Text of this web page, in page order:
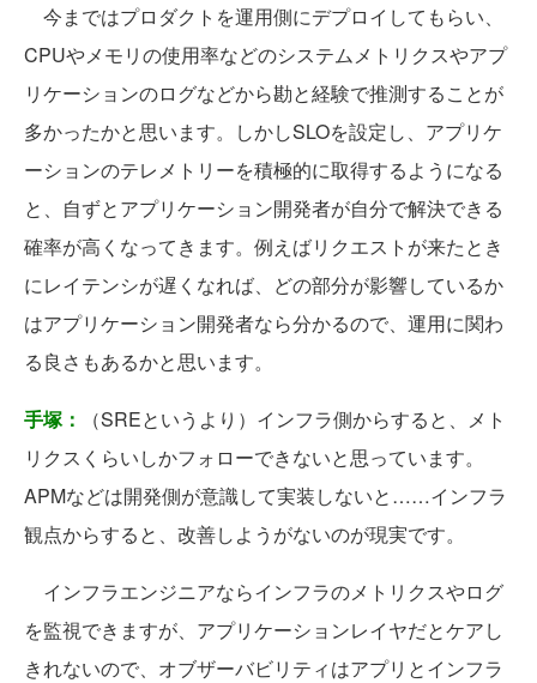
今まではプロダクトを運用側にデプロイしてもらい、
CPUやメモリの使用率などのシステムメトリクスやアプ
リケーションのログなどから勘と経験で推測することが
多かったかと思います。しかしSLOを設定し、アプリケ
ーションのテレメトリーを積極的に取得するようになる
と、自ずとアプリケーション開発者が自分で解決できる
確率が高くなってきます。例えばリクエストが来たとき
にレイテンシが遅くなれば、どの部分が影響しているか
はアプリケーション開発者なら分かるので、運用に関わ
る良さもあるかと思います。
手塚：
（SREというより）インフラ側からすると、メト
リクスくらいしかフォローできないと思っています。
APMなどは開発側が意識して実装しないと……インフラ
観点からすると、改善しようがないのが現実です。
インフラエンジニアならインフラのメトリクスやログ
を監視できますが、アプリケーションレイヤだとケアし
きれないので、オブザーバビリティはアプリとインフラ